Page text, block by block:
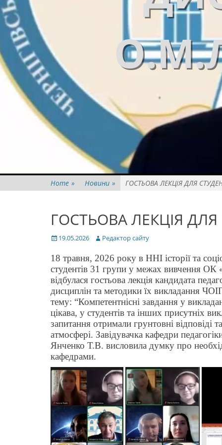
Home » Новини » ГОСТЬОВА ЛЕКЦІЯ ДЛЯ
ГОСТЬОВА ЛЕКЦІЯ ДЛЯ
Posted
19.05.2026 Author
Редактор сайту
18 травня, 2026 року в ННІ історії та
студентів 31 групи у межах вивчення ОК
відбулася гостьова лекція кандидата
дисциплін та методики їх
тему: “Компетентнісні завдання у
цікава, у студентів та інших присутніх
запитання отримали грунтовні відповіді
атмосфері. Завідувачка кафедри
Янченко Т.В. висловила думку про
кафедрами.